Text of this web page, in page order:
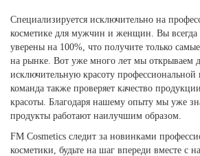
Специализируется исключительно на
косметике для мужчин и женщин. Вы всегда
уверены на 100%, что получите только
на рынке. Вот уже много лет мы открываем
исключительную красоту
команда также проверяет качество
красоты. Благодаря нашему опыту мы уже
продукты работают наилучшим образом.
FM Cosmetics следит за новинками
косметики, будьте на шаг впереди вместе с